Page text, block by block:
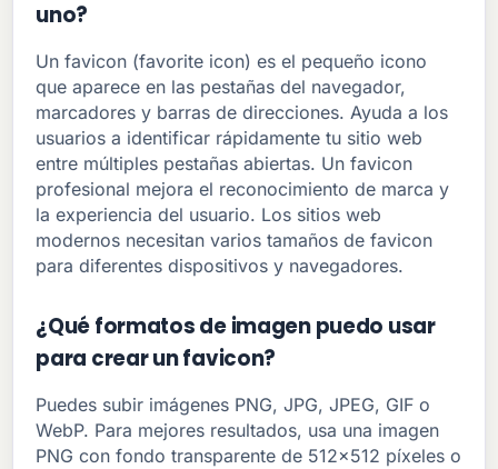
uno?
Un favicon (favorite icon) es el pequeño icono
que aparece en las pestañas del navegador,
marcadores y barras de direcciones. Ayuda a los
usuarios a identificar rápidamente tu sitio web
entre múltiples pestañas abiertas. Un favicon
profesional mejora el reconocimiento de marca y
la experiencia del usuario. Los sitios web
modernos necesitan varios tamaños de favicon
para diferentes dispositivos y navegadores.
¿Qué formatos de imagen puedo usar
para crear un favicon?
Puedes subir imágenes PNG, JPG, JPEG, GIF o
WebP. Para mejores resultados, usa una imagen
PNG con fondo transparente de 512x512 píxeles o